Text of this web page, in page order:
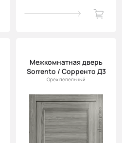
Межкомнатная дверь
Sorrento / Сорренто Д3
Орех пепельный